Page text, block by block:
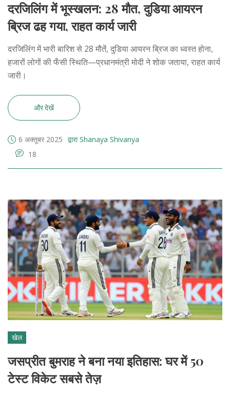
दरजिलिंग में भूस्खलन: 28 मौत, दुडिया आयरन
ब्रिज ढह गया, राहत कार्य जारी
दरजिलिंग में भारी बारिश से 28 मौतें, दुडिया आयरन ब्रिज का ध्वस्त होना,
हजारों लोगों की फँसी स्थिति—प्रधानमंत्री मोदी ने शोक जताया, राहत कार्य
जारी।
और देखें
6 अक्तूबर 2025 द्वारा Shanaya Shivanya
18
खेल
जसप्रीत बुमराह ने बना नया इतिहास: घर में 50
टेस्ट विकेट सबसे तेज़